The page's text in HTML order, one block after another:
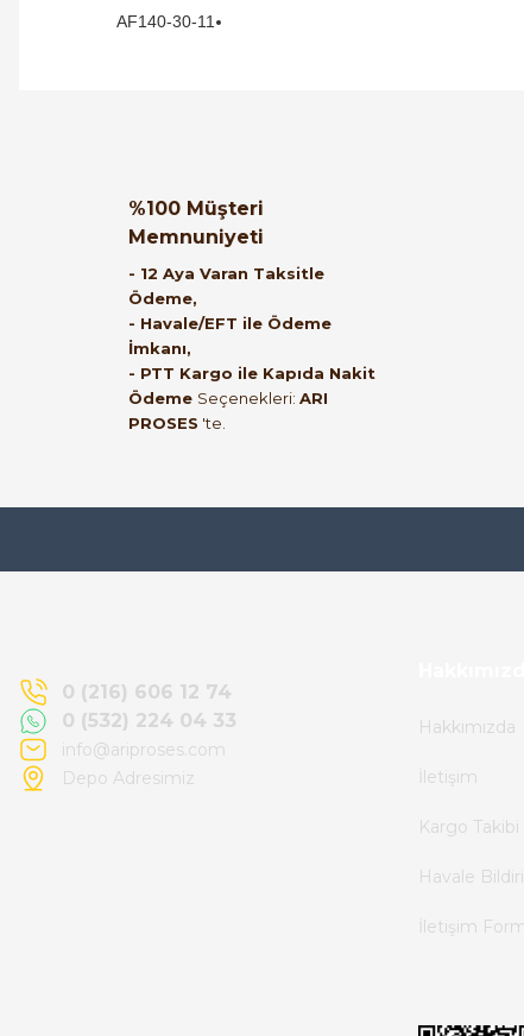
AF140-30-11
B... A... | 27/06/2026
Satıcı ilgili ve çok yardım severdi bundan
mehmet bey ilgi ve alakası için teşekkür
Paketleme özenliydi, alışveriş sürecinden
Alışveriş süreci de hızlı ve problemsiz geçti.
Havale ile odeme yaptim ve tedirgindim ama
%100 Müşteri
Memnuniyeti
- 12 Aya Varan Taksitle
Ödeme,
- Havale/EFT ile Ödeme
İmkanı,
- PTT Kargo ile Kapıda Nakit
Ödeme Seçenekleri: ARI
PROSES 'te.
0 (216) 606 12 74
0 (532) 224 04 33
info@ariproses.com
Depo Adresimiz
Hakkımızda
İletişim
Kargo Takibi
Havale
İletişim